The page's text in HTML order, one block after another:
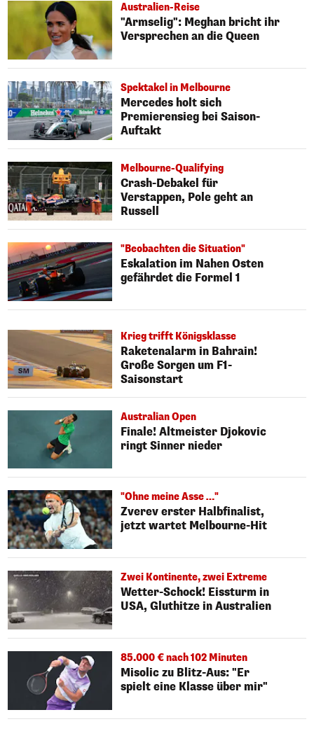
Australien-Reise
"Armselig": Meghan bricht ihr
Versprechen an die Queen
Spektakel in Melbourne
Mercedes holt sich
Premierensieg bei Saison-
Auftakt
Melbourne-Qualifying
Crash-Debakel für
Verstappen, Pole geht an
Russell
"Beobachten die Situation"
Eskalation im Nahen Osten
gefährdet die Formel 1
Krieg trifft Königsklasse
Raketenalarm in Bahrain!
Große Sorgen um F1-
Saisonstart
Australian Open
Finale! Altmeister Djokovic
ringt Sinner nieder
"Ohne meine Asse …"
Zverev erster Halbfinalist,
jetzt wartet Melbourne-Hit
Zwei Kontinente, zwei Extreme
Wetter-Schock! Eissturm in
USA, Gluthitze in Australien
85.000 € nach 102 Minuten
Misolic zu Blitz-Aus: "Er
spielt eine Klasse über mir"